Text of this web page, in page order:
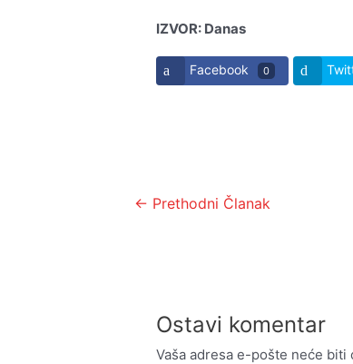
IZVOR: Danas
Facebook 0
Kretanje
← Prethodni Članak
Ostavi komentar
Vaša adresa e-pošte neće biti